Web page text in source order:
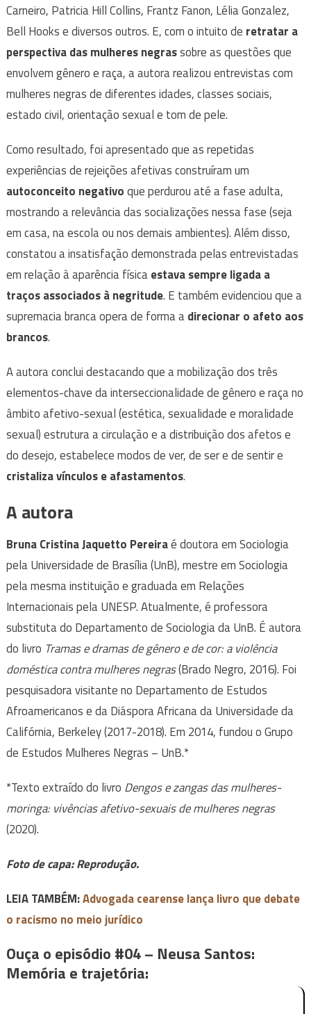
Carneiro, Patricia Hill Collins, Frantz Fanon, Lélia Gonzalez,
Bell Hooks e diversos outros. E, com o intuito de retratar a
perspectiva das mulheres negrassobre as questões que
envolvem gênero e raça, a autora realizou entrevistas com
mulheres negras de diferentes idades, classes sociais,
estado civil, orientação sexual e tom de pele.
Como resultado, foi apresentado que as repetidas
experiências de rejeições afetivas construíram um
autoconceito negativoque perdurou até a fase adulta,
mostrando a relevância das socializações nessa fase (seja
em casa, na escola ou nos demais ambientes). Além disso,
constatou a insatisfação demonstrada pelas entrevistadas
em relação à aparência físicaestava sempre ligada a
traços associados à negritude. E também evidenciou que a
supremacia branca opera de forma adirecionar o afeto aos
brancos.
A autora conclui destacando que a mobilização dos três
elementos-chave da interseccionalidade de gênero e raça no
âmbito afetivo-sexual (estética, sexualidade e moralidade
sexual) estrutura a circulação e a distribuição dos afetos e
do desejo, estabelece modos de ver, de ser e de sentir e
cristaliza vínculos e afastamentos.
A autora
Bruna Cristina Jaquetto Pereiraé doutora em Sociologia
pela Universidade de Brasília (UnB), mestre em Sociologia
pela mesma instituição e graduada em Relações
Internacionais pela UNESP. Atualmente, é professora
substituta do Departamento de Sociologia da UnB. É autora
do livro Tramas e dramas de gênero e de cor: a violência
doméstica contra mulheres negras(Brado Negro, 2016). Foi
pesquisadora visitante no Departamento de Estudos
Afroamericanos e da Diáspora Africana da Universidade da
Califórnia, Berkeley (2017-2018). Em 2014, fundou o Grupo
de Estudos Mulheres Negras – UnB.*
*Texto extraído do livro Dengos e zangas das mulheres-
moringa: vivências afetivo-sexuais de mulheres negras
(2020).
Foto de capa:Reprodução.
LEIA TAMBÉM:Advogada cearense lança livro que debate
o racismo no meio jurídico
Ouça o episódio #04 – Neusa Santos:
Memória e trajetória: